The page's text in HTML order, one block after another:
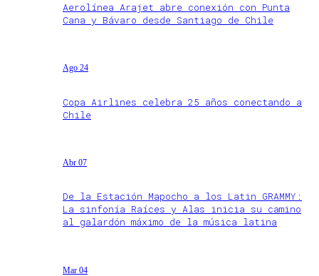
Aerolínea Arajet abre conexión con Punta
Cana y Bávaro desde Santiago de Chile
Ago 24
Copa Airlines celebra 25 años conectando a
Chile
Abr 07
De la Estación Mapocho a los Latin GRAMMY:
La sinfonía Raíces y Alas inicia su camino
al galardón máximo de la música latina
Mar 04